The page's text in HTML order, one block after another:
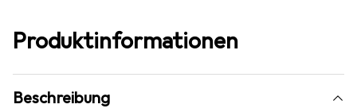
Produktinformationen
Beschreibung